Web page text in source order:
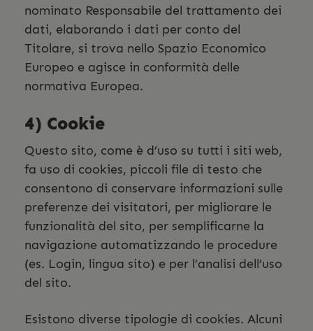
nominato Responsabile del trattamento dei
dati, elaborando i dati per conto del
Titolare, si trova nello Spazio Economico
Europeo e agisce in conformità delle
normativa Europea.
4) Cookie
Questo sito, come è d’uso su tutti i siti web,
fa uso di cookies, piccoli file di testo che
consentono di conservare informazioni sulle
preferenze dei visitatori, per migliorare le
funzionalità del sito, per semplificarne la
navigazione automatizzando le procedure
(es. Login, lingua sito) e per l’analisi dell’uso
del sito.
Esistono diverse tipologie di cookies. Alcuni